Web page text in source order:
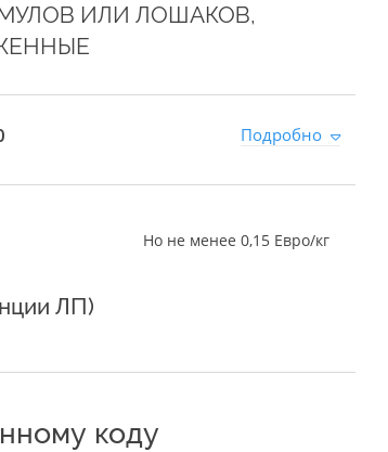
ИЛИ ЛОШАКОВ,
Подробно
Но не менее 0,15 Евро/кг
ЛП)
коду